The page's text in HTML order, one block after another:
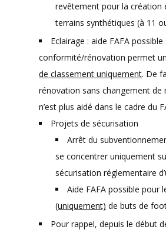
revêtement pour la création
terrains synthétiques (à 11
Eclairage : aide FAFA
conformité/rénovation permet un
de classement uniquement. De
rénovation sans changement de
n’est plus aidé dans le cadre du
Projets de sécurisation
Arrêt du
se concentrer uniquement
sécurisation réglementaire
Aide FAFA possible pour
(uniquement) de buts de
Pour rappel, depuis le début